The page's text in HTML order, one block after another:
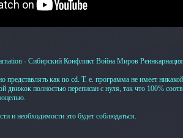
- Сибирский Конфликт Война Миров Реинкарнация
представлять как no cd. Т. е. программа не имеет
движок полностью переписан с нуля, так что 100%
и необходимости это будет соблюдаться.